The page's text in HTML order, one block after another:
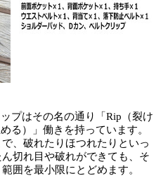
プはその名の通り「Rip（裂け
る）」働きを持っています。
、破れたりほつれたりといっ
切れ目や破れができても、そ
囲を最小限にとどめます。